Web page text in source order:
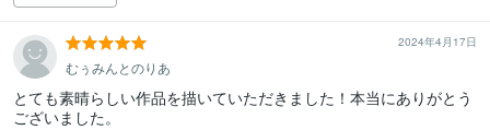
2024年4月17日
むぅみんとのりあ
とても素晴らしい作品を描いていただきました！本当にありがとう
ございました。